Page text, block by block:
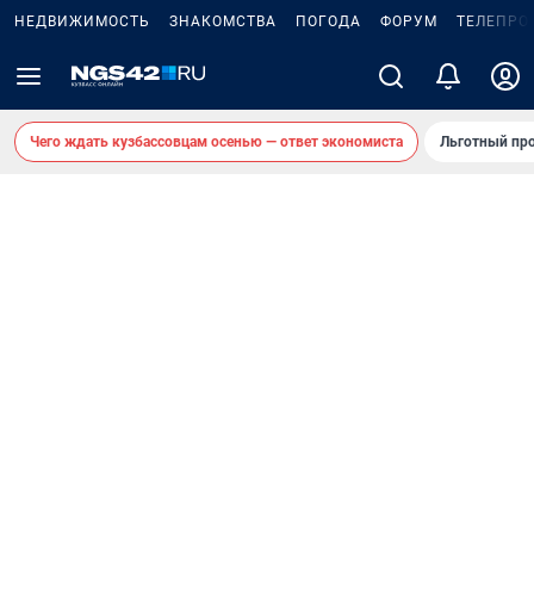
НЕДВИЖИМОСТЬ ЗНАКОМСТВА ПОГОДА ФОРУМ
Чего ждать кузбассовцам осенью — ответ экономиста Льготный